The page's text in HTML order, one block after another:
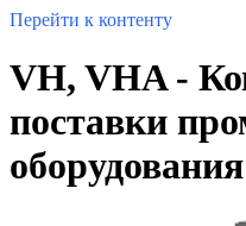
Перейти к контенту
VH, VHA -
поставки
оборудования